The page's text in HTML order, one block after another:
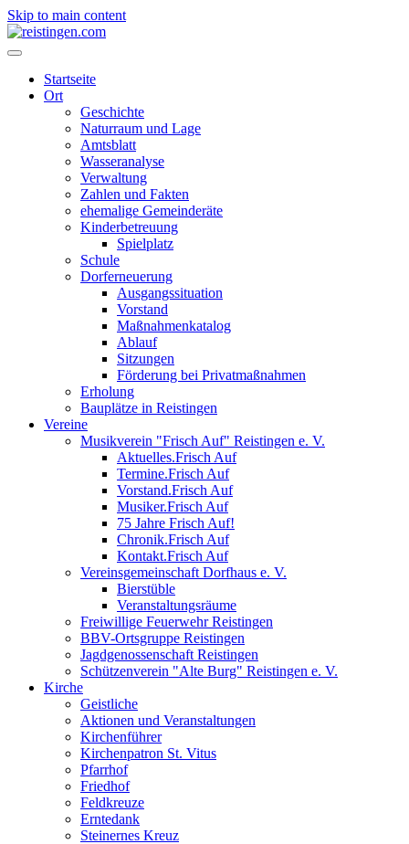
Skip to main content
Startseite
Ort
Geschichte
Naturraum und Lage
Amtsblatt
Wasseranalyse
Verwaltung
Zahlen und Fakten
ehemalige Gemeinderäte
Kinderbetreuung
Spielplatz
Schule
Dorferneuerung
Ausgangssituation
Vorstand
Maßnahmenkatalog
Ablauf
Sitzungen
Förderung bei Privatmaßnahmen
Erholung
Bauplätze in Reistingen
Vereine
Musikverein "Frisch Auf" Reistingen e. V.
Aktuelles.Frisch Auf
Termine.Frisch Auf
Vorstand.Frisch Auf
Musiker.Frisch Auf
75 Jahre Frisch Auf!
Chronik.Frisch Auf
Kontakt.Frisch Auf
Vereinsgemeinschaft Dorfhaus e. V.
Bierstüble
Veranstaltungsräume
Freiwillige Feuerwehr Reistingen
BBV-Ortsgruppe Reistingen
Jagdgenossenschaft Reistingen
Schützenverein "Alte Burg" Reistingen e. V.
Kirche
Geistliche
Aktionen und Veranstaltungen
Kirchenführer
Kirchenpatron St. Vitus
Pfarrhof
Friedhof
Feldkreuze
Erntedank
Steinernes Kreuz